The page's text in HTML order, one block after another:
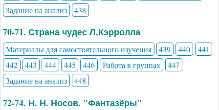
Задание на анализ
438
70-71. Страна чудес Л.Кэрролла
Материалы для самостоятельного изучения 439 440
441
442
443 444 445 446 Работа в группах
447
Задание на анализ
448
72-74. Н. Н. Носов. "Фантазёры"